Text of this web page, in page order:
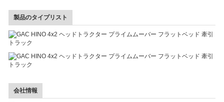
製品のタイプリスト
会社情報